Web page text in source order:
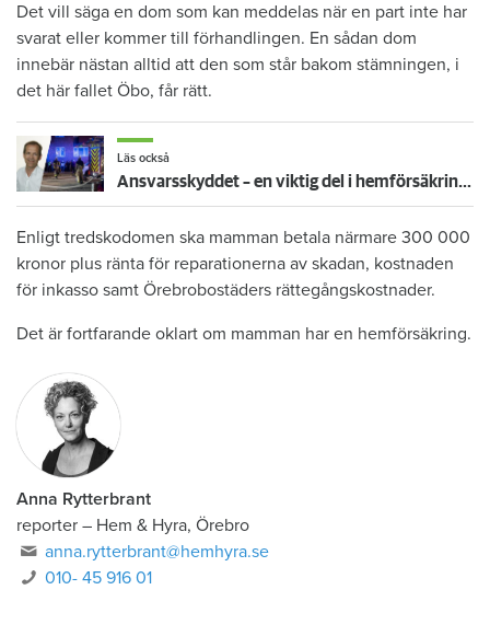
Det vill säga en dom som kan meddelas när en part inte har
svarat eller kommer till förhandlingen. En sådan dom
innebär nästan alltid att den som står bakom stämningen, i
det här fallet Öbo, får rätt.
Läs också
Ansvarsskyddet – en viktig del i hemförsäkringen
Enligt tredskodomen ska mamman betala närmare 300 000
kronor plus ränta för reparationerna av skadan, kostnaden
för inkasso samt Örebrobostäders rättegångskostnader.
Det är fortfarande oklart om mamman har en hemförsäkring.
Anna Rytterbrant
reporter – Hem & Hyra, Örebro
anna.rytterbrant@hemhyra.se
010- 45 916 01